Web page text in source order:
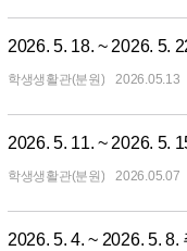
2026. 5. 18. ~ 2026. 5.
학생생활관(분원) 2026.05.13
2026. 5. 11. ~ 2026. 5.
학생생활관(분원) 2026.05.07
2026. 5. 4. ~ 2026. 5. 8.